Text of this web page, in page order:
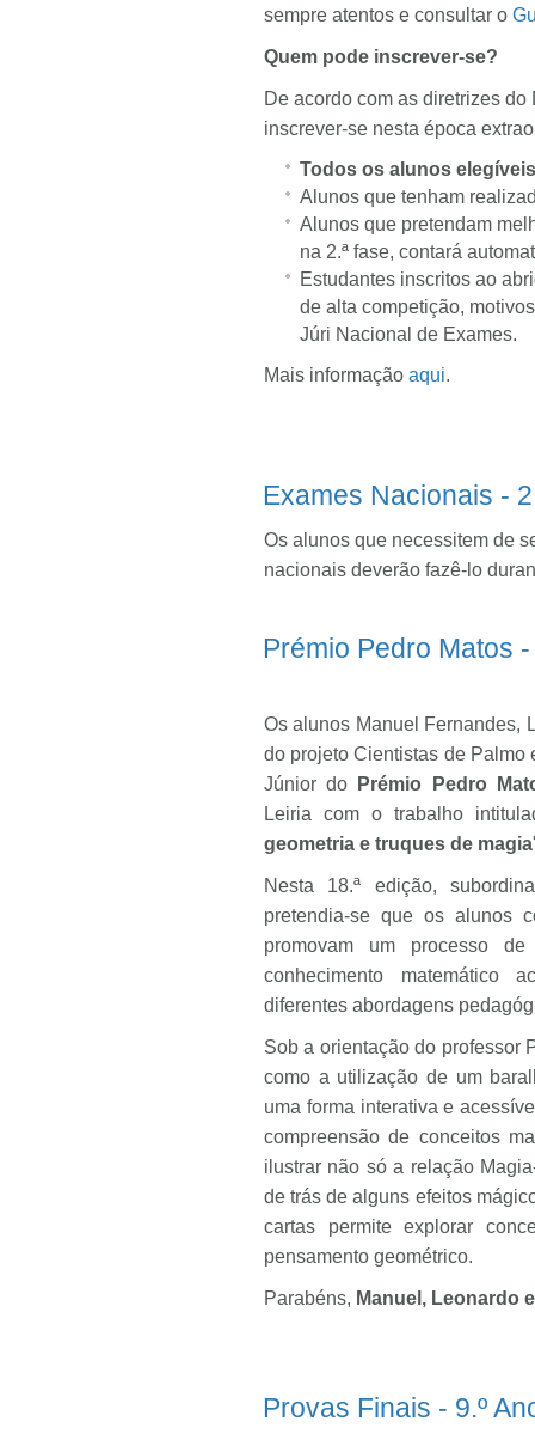
sempre atentos e consultar o
Quem pode inscrever-se?
De acordo com as diretrizes
inscrever-se nesta época
Todos os alunos
Alunos que tenham
Alunos que pretendam
na 2.ª fase, contará
Estudantes inscritos ao
de alta competição,
Júri Nacional de Exames.
Mais informação aqui.
Exames Nacionais -
Os alunos que necessitem de
nacionais deverão fazê-lo
Prémio Pedro Matos
Os alunos Manuel Fernandes,
do projeto Cientistas de Palmo
Júnior do Prémio Pedro
Leiria com o trabalho
geometria e truques de magia
Nesta 18.ª edição,
pretendia-se que os alunos
promovam um processo
conhecimento matemático
diferentes abordagens
Sob a orientação do professor
como a utilização de um
uma forma interativa e
compreensão de conceitos
ilustrar não só a relação
de trás de alguns efeitos
cartas permite explorar
pensamento geométrico.
Parabéns, Manuel, Leonardo
Provas Finais - 9.º